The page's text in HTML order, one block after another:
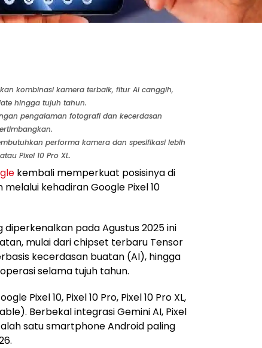
kombinasi kamera terbaik, fitur AI canggih,
hingga tujuh tahun.
pengalaman fotografi dan kecerdasan
performa kamera dan spesifikasi lebih
Pixel 10 Pro XL.
kembali memperkuat posisinya di
melalui kehadiran Google Pixel 10
pada Agustus 2025 ini
mulai dari chipset terbaru Tensor
kecerdasan buatan (AI), hingga
selama tujuh tahun.
Pixel 10, Pixel 10 Pro, Pixel 10 Pro XL,
Berbekal integrasi Gemini AI, Pixel
satu smartphone Android paling